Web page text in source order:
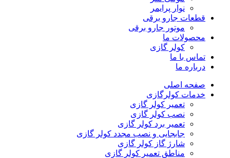
نوار پرایمر
قطعات جارو برقی
موتور جارو برقی
محصولات ما
کولر گازی
تماس با ما
درباره ما
صفحه اصلی
خدمات کولرگازی
تعمیر کولر گازی
نصب کولر گازی
تعمیر برد کولر گازی
جابجایی و نصب مجدد کولر گازی
شارژ گاز کولر گازی
مناطق تعمیر کولر گازی